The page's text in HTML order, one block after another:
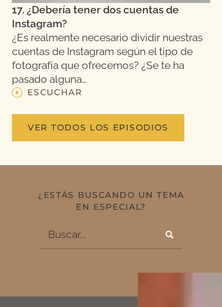
17. ¿Debería tener dos cuentas de
Instagram?
¿Es realmente necesario dividir nuestras
cuentas de Instagram según el tipo de
fotografía que ofrecemos? ¿Se te ha
pasado alguna…
ESCUCHAR
VER TODOS LOS EPISODIOS
¿ESTÁS BUSCANDO UN TEMA
EN ESPECIAL?